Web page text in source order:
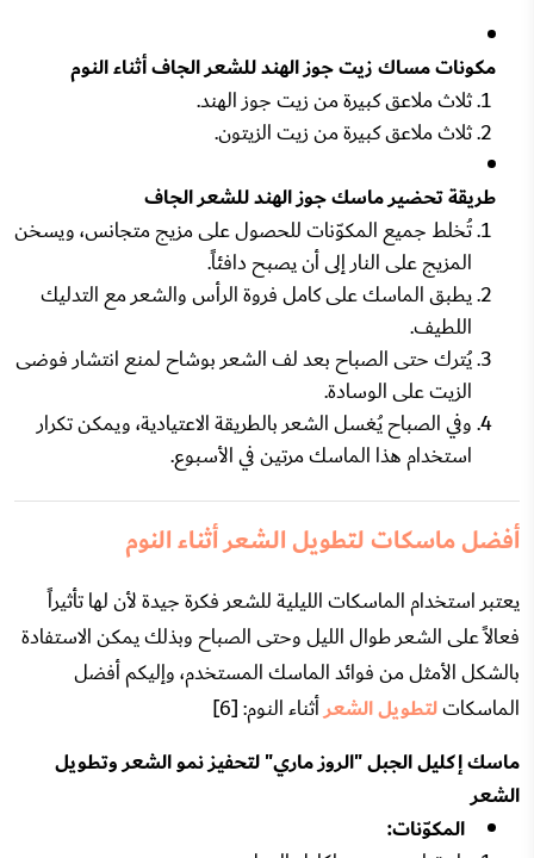
مكونات مساك زيت جوز الهند للشعر الجاف أثناء النوم
ثلاث ملاعق كبيرة من زيت جوز الهند.
ثلاث ملاعق كبيرة من زيت الزيتون.
طريقة تحضير ماسك جوز الهند للشعر الجاف
تُخلط جميع المكوّنات للحصول على مزيج متجانس، ويسخن
المزيج على النار إلى أن يصبح دافئاً.
يطبق الماسك على كامل فروة الرأس والشعر مع التدليك
اللطيف.
يُترك حتى الصباح بعد لف الشعر بوشاح لمنع انتشار فوضى
الزيت على الوسادة.
وفي الصباح يُغسل الشعر بالطريقة الاعتيادية، ويمكن تكرار
استخدام هذا الماسك مرتين في الأسبوع.
أفضل ماسكات لتطويل الشعر أثناء النوم
يعتبر استخدام الماسكات الليلية للشعر فكرة جيدة لأن لها تأثيراً
فعالاً على الشعر طوال الليل وحتى الصباح وبذلك يمكن الاستفادة
بالشكل الأمثل من فوائد الماسك المستخدم، وإليكم أفضل
الماسكاتلتطويل الشعرأثناء النوم: [6]
ماسك إكليل الجبل "الروز ماري" لتحفيز نمو الشعر وتطويل
الشعر
المكوّنات: